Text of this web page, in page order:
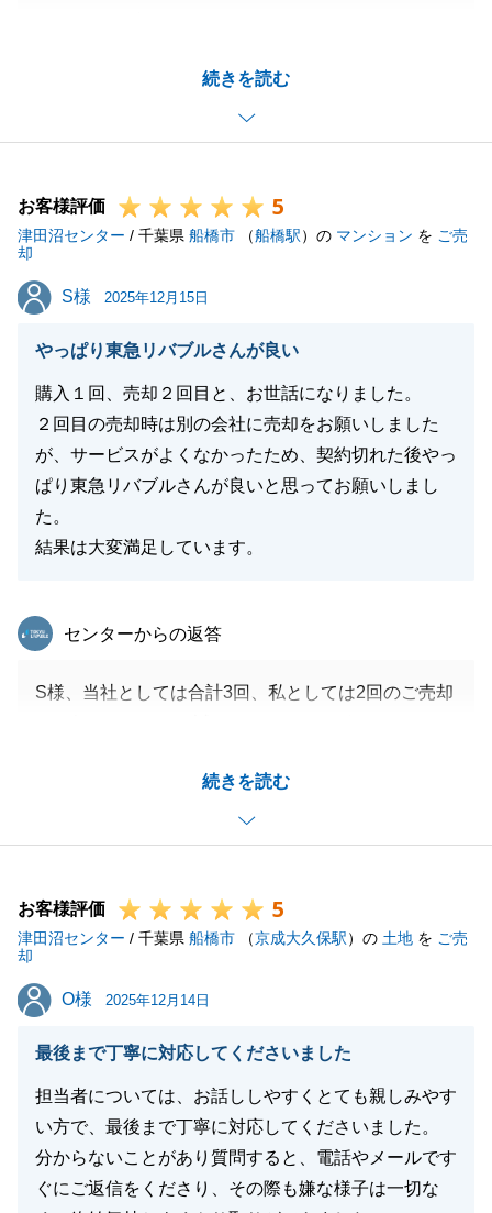
続きを読む
頂戴したお言葉を励みに、より一層精進して参りま
す。
お知り合いの方がいらっしゃいましたらいつでもお気
軽にご相談下さいませ。
お客様評価 5
津田沼センター / 千葉県 船橋市 （船橋駅）の マンション を ご売
却
S様
S様 2025年12月15日
やっぱり東急リバブルさんが良い
購入１回、売却２回目と、お世話になりました。
２回目の売却時は別の会社に売却をお願いしました
が、サービスがよくなかったため、契約切れた後やっ
ぱり東急リバブルさんが良いと思ってお願いしまし
た。
結果は大変満足しています。
続きを読む
東急リバブル
センターからの返答
S様、当社としては合計3回、私としては2回のご売却
くださる等、ご協力をいただいたお陰様で無事にお取
引を完了することができました。
今後とも、何かお困りのことがございましたら些細な
す。引き続きよろしくお願いいたします。
お客様評価 5
津田沼センター / 千葉県 船橋市 （京成大久保駅）の 土地 を ご売
却
O様
O様 2025年12月14日
最後まで丁寧に対応してくださいました
担当者については、お話ししやすくとても親しみやす
い方で、最後まで丁寧に対応してくださいました。
分からないことがあり質問すると、電話やメールです
ぐにご返信をくださり、その際も嫌な様子は一切な